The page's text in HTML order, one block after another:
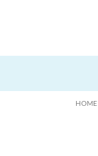
HOME